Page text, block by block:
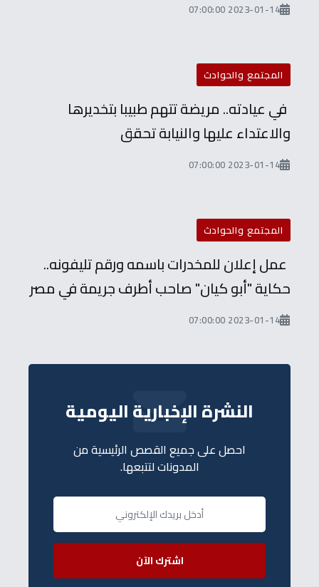
2023-01-14 07:00:00
المجتمع والحوادث
في عيادته.. مريضة تتهم طبيبا بتخديرها
والاعتداء عليها والنيابة تحقق
2023-01-14 07:00:00
المجتمع والحوادث
عمل إعلان للمخدرات باسمه ورقم تليفونه..
حكاية "أبو كيان" صاحب أطرف جريمة في مصر
2023-01-14 07:00:00
النشرة الإخبارية اليومية
احصل على جميع القصص الرئيسية من
المدونات لتتبعها.
اشترك الآن